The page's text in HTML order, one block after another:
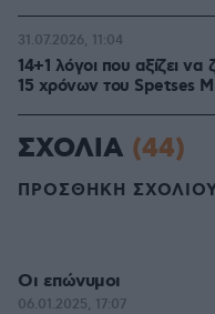
14+1 λόγοι που αξίζει να
15 χρόνων του Spetses
31.07.2026, 11:04
ΣΧΟΛΙΑ (44)
ΠΡΟΣΘΗΚΗ
Οι επώνυμοι
06.01.2025, 17:07